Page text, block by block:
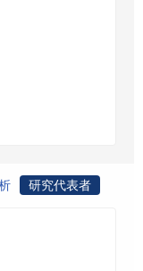
研究代表者